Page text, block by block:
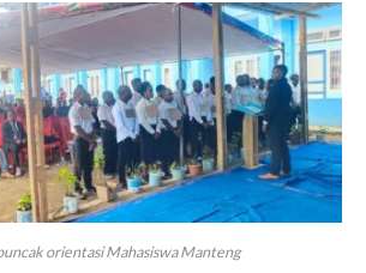
orientasi Mahasiswa Manteng